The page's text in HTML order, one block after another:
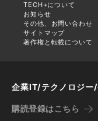
TECH+について
お知らせ
その他、お問い合わせ
サイトマップ
著作権と転載について
企業IT/テクノロジ
購読登録はこちら